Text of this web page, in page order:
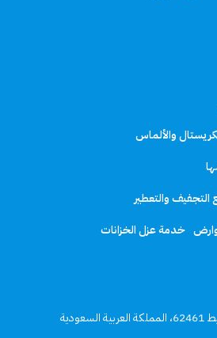
والألماس
والتعطير
خدمة عزل الخزانات